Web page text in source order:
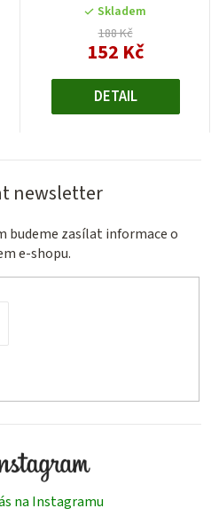
Skladem
188 Kč
152 KčMěrná
DETAIL
newsletter
budeme zasílat informace o
e-shopu.
na Instagramu